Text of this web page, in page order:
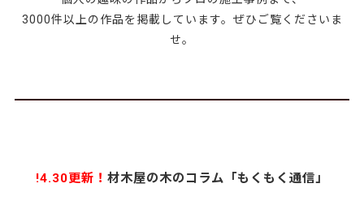
3000件以上の作品を掲載しています。ぜひご覧くださいま
せ。
!4.30更新！ 材木屋の木のコラム「もくもく通信」